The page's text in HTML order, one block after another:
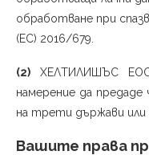
обработване при
(ЕС) 2016/679.
(2) ХЕЛТИЛИШЪС
намерение да предаде
на трети държави или
Вашите права